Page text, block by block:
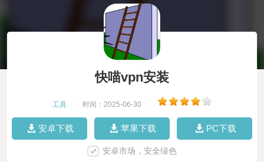
快喵vpn安装
工具 时间：2025-06-30
安卓下载 苹果下载 PC下载
安卓市场，安全绿色